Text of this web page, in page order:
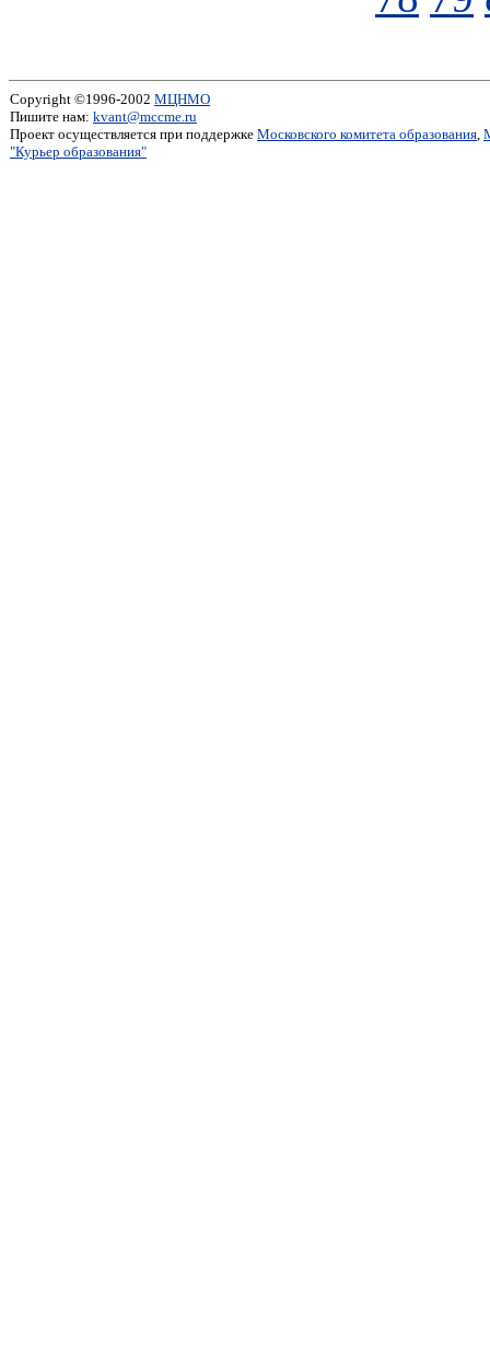
Copyright ©1996-2002 МЦНМО
Пишите нам: kvant@mccme.ru
Проект осуществляется при поддержке Московского комитета образования,
"Курьер образования"